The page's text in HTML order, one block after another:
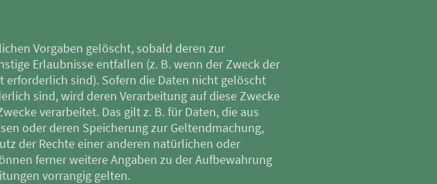
Vorgaben gelöscht, sobald deren zur
Erlaubnisse entfallen (z. B. wenn der Zweck der
sind). Sofern die Daten nicht gelöscht
sind, wird deren Verarbeitung auf diese Zwecke
verarbeitet. Das gilt z. B. für Daten, die aus
oder deren Speicherung zur Geltendmachung,
der Rechte einer anderen natürlichen oder
ferner weitere Angaben zu der Aufbewahrung
vorrangig gelten.